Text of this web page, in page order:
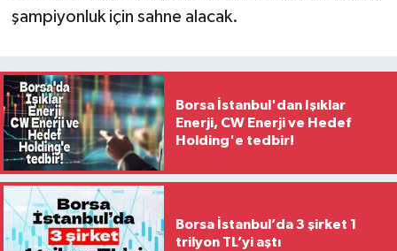
şampiyonluk için sahne alacak.
Borsa İstanbul'dan Işıklar
Enerji, CW Enerji ve Hedef
Holding'e tedbir!
Borsa İstanbul’da 3 şirket 1
trilyon TL’yi aştı